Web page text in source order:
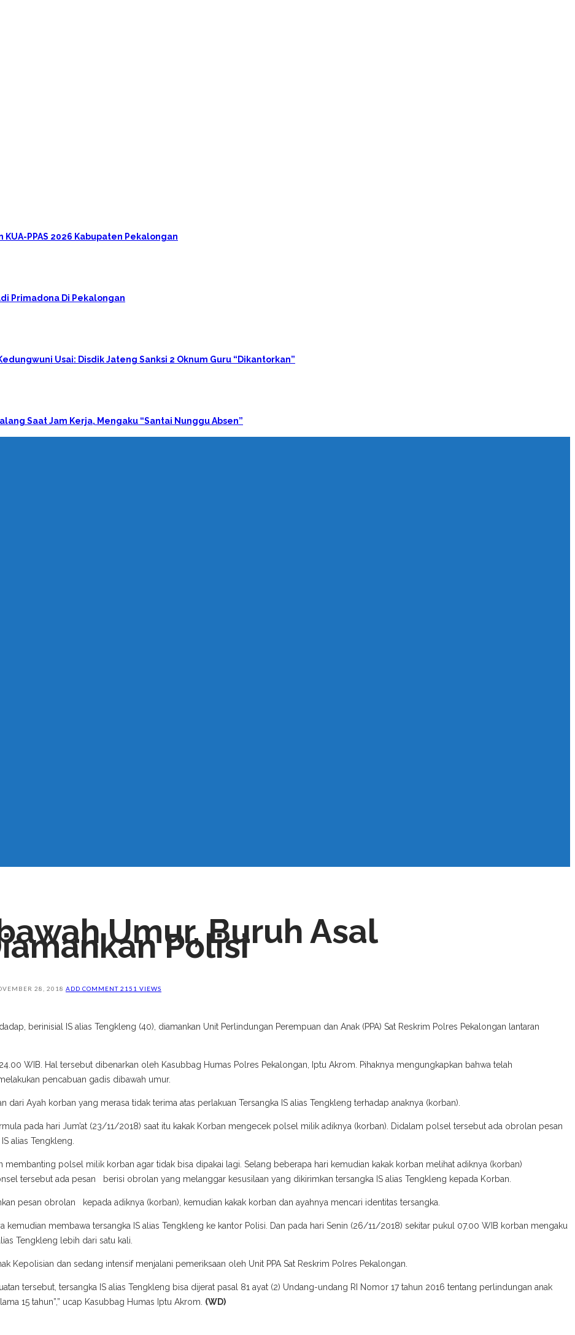
PPAS 2026 Kabupaten Pekalongan
Primadona Di Pekalongan
Usai: Disdik Jateng Sanksi 2 Oknum Guru “Dikantorkan”
Saat Jam Kerja, Mengaku “Santai Nunggu Absen”
Umur, Buruh Asal
Polisi
28, 2018 ADD COMMENT 2151 VIEWS
berinisial IS alias Tengkleng (40), diamankan Unit Perlindungan Perempuan dan Anak (PPA) Sat Reskrim Polres Pekalongan lantaran
WIB. Hal tersebut dibenarkan oleh Kasubbag Humas Polres Pekalongan, Iptu Akrom. Pihaknya mengungkapkan bahwa telah
pencabuan gadis dibawah umur.
Ayah korban yang merasa tidak terima atas perlakuan Tersangka IS alias Tengkleng terhadap anaknya (korban).
pada hari Jum’at (23/11/2018) saat itu kakak Korban mengecek polsel milik adiknya (korban). Didalam polsel tersebut ada obrolan pesan
alias Tengkleng.
polsel milik korban agar tidak bisa dipakai lagi. Selang beberapa hari kemudian kakak korban melihat adiknya (korban)
tersebut ada pesan berisi obrolan yang melanggar kesusilaan yang dikirimkan tersangka IS alias Tengkleng kepada Korban.
pesan obrolan kepada adiknya (korban), kemudian kakak korban dan ayahnya mencari identitas tersangka.
kemudian membawa tersangka IS alias Tengkleng ke kantor Polisi. Dan pada hari Senin (26/11/2018) sekitar pukul 07.00 WIB korban mengaku
Tengkleng lebih dari satu kali.
Kepolisian dan sedang intensif menjalani pemeriksaan oleh Unit PPA Sat Reskrim Polres Pekalongan.
tersebut, tersangka IS alias Tengkleng bisa dijerat pasal 81 ayat (2) Undang-undang RI Nomor 17 tahun 2016 tentang perlindungan anak
15 tahun”,” ucap Kasubbag Humas Iptu Akrom. (WD)